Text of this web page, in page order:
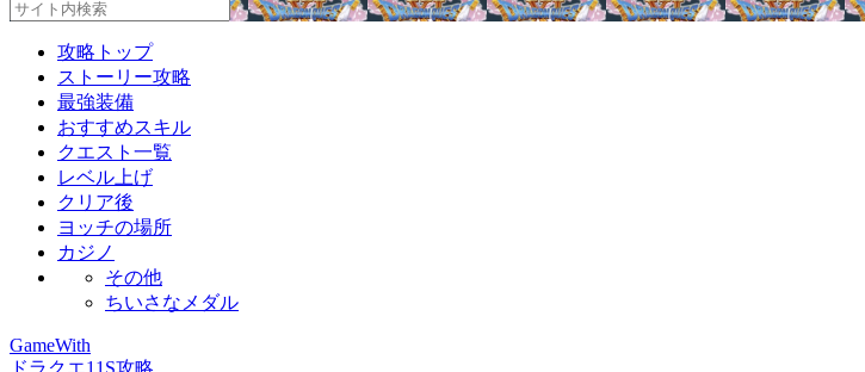
攻略トップ
ストーリー攻略
最強装備
おすすめスキル
クエスト一覧
レベル上げ
クリア後
ヨッチの場所
カジノ
その他
ちいさなメダル
GameWith
ドラクエ11S攻略